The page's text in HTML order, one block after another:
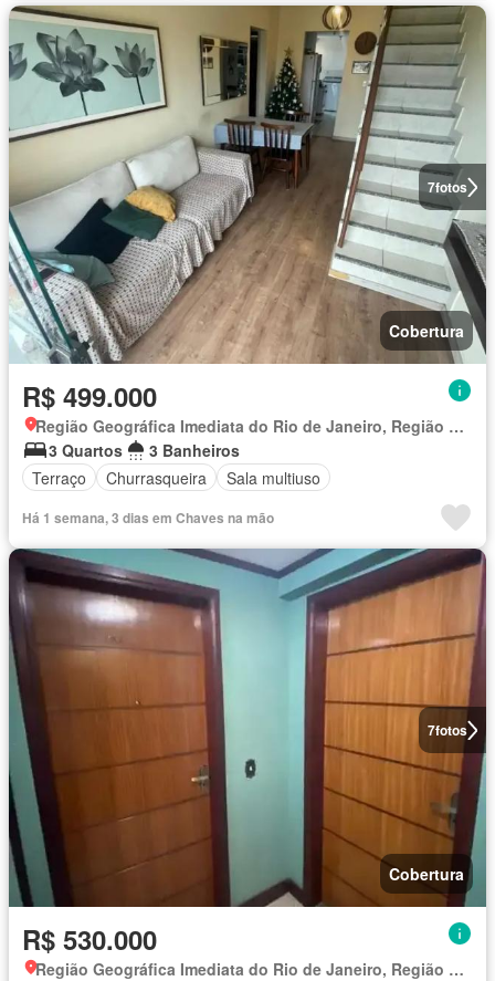
7fotos
Cobertura
R$ 499.000
Região Geográfica Imediata do Rio de Janeiro, Região Metropolitana do Rio de Janeiro
3 Quartos
3 Banheiros
Terraço
Churrasqueira Sala multiuso
Há 1 semana, 3 dias em Chaves na mão
7fotos
Cobertura
R$ 530.000
Região Geográfica Imediata do Rio de Janeiro, Região Metropolitana do Rio de Janeiro